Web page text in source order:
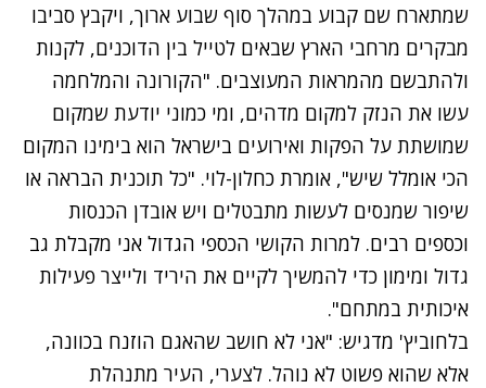
שמתארח שם קבוע במהלך סוף שבוע ארוך, ויקבץ סביבו
מבקרים מרחבי הארץ שבאים לטייל בין הדוכנים, לקנות
ולהתבשם מהמראות המעוצבים. "הקורונה והמלחמה
עשו את הנזק למקום מדהים, ומי כמוני יודעת שמקום
שמושתת על הפקות ואירועים בישראל הוא בימינו המקום
הכי אומלל שיש", אומרת כחלון-לוי. "כל תוכנית הבראה או
שיפור שמנסים לעשות מתבטלים ויש אובדן הכנסות
וכספים רבים. למרות הקושי הכספי הגדול אני מקבלת גב
גדול ומימון כדי להמשיך לקיים את היריד ולייצר פעילות
איכותית במתחם".
בלחוביץ' מדגיש: "אני לא חושב שהאגם הוזנח בכוונה,
אלא שהוא פשוט לא נוהל. לצערי, העיר מתנהלת